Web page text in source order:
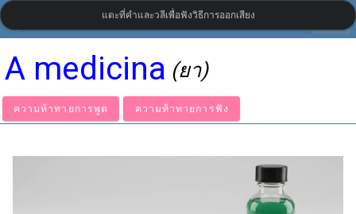
LanguageGuide.org•คำศัพท์ภาษาโปรตุเกสแบบภาพ
A medicina (ยา)
ความท้าทายการพูด ความท้าทายการฟัง
แตะที่คำและวลีเพื่อฟังวิธีการออกเสียง